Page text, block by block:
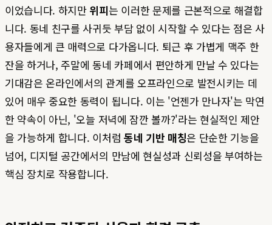
이었습니다. 하지만 위피는 이러한 문제를 근본적으로 해결합
니다. 동네 친구를 사귀듯 부담 없이 시작할 수 있다는 점은 사
용자들에게 큰 매력으로 다가옵니다. 퇴근 후 가볍게 맥주 한
잔을 하거나, 주말에 동네 카페에서 편안하게 만날 수 있다는
기대감은 온라인에서의 관계를 오프라인으로 발전시키는 데
있어 매우 중요한 동력이 됩니다. 이는 '언젠가 만나자'는 막연
한 약속이 아닌, '오늘 저녁에 잠깐 볼까?'라는 현실적인 제안
을 가능하게 합니다. 이처럼 동네 기반 매칭은 단순한 기능을
넘어, 디지털 공간에서의 만남에 현실성과 신뢰성을 부여하는
핵심 장치로 작용합니다.